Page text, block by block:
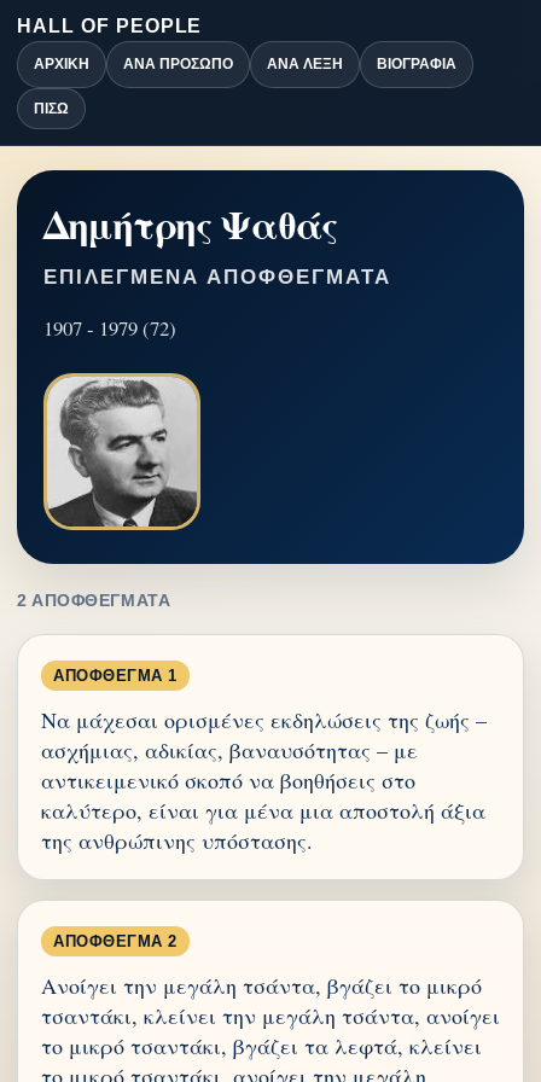
HALL OF PEOPLE
ΑΡΧΙΚΉ ΑΝΆ ΠΡΌΣΩΠΟ ΑΝΆ ΛΈΞΗ ΒΙΟΓΡΑΦΊΑ
ΠΊΣΩ
Δημήτρης Ψαθάς
ΕΠΙΛΕΓΜΈΝΑ ΑΠΟΦΘΈΓΜΑΤΑ
1907 - 1979 (72)
2 ΑΠΟΦΘΈΓΜΑΤΑ
ΑΠΌΦΘΕΓΜΑ 1
Να μάχεσαι ορισμένες εκδηλώσεις της ζωής –
ασχήμιας, αδικίας, βαναυσότητας – με
αντικειμενικό σκοπό να βοηθήσεις στο
καλύτερο, είναι για μένα μια αποστολή άξια
της ανθρώπινης υπόστασης.
ΑΠΌΦΘΕΓΜΑ 2
Ανοίγει την μεγάλη τσάντα, βγάζει το μικρό
τσαντάκι, κλείνει την μεγάλη τσάντα, ανοίγει
το μικρό τσαντάκι, βγάζει τα λεφτά, κλείνει
το μικρό τσαντάκι, ανοίγει την μεγάλη